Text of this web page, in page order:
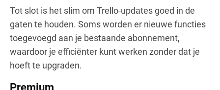
Tot slot is het slim om Trello-updates goed in de
gaten te houden. Soms worden er nieuwe functies
toegevoegd aan je bestaande abonnement,
waardoor je efficiënter kunt werken zonder dat je
hoeft te upgraden.
Premium